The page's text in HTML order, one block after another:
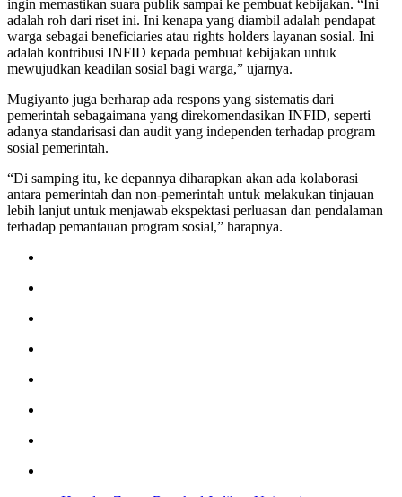
ingin memastikan suara publik sampai ke pembuat kebijakan. “Ini
adalah roh dari riset ini. Ini kenapa yang diambil adalah pendapat
warga sebagai beneficiaries atau rights holders layanan sosial. Ini
adalah kontribusi INFID kepada pembuat kebijakan untuk
mewujudkan keadilan sosial bagi warga,” ujarnya.
Mugiyanto juga berharap ada respons yang sistematis dari
pemerintah sebagaimana yang direkomendasikan INFID, seperti
adanya standarisasi dan audit yang independen terhadap program
sosial pemerintah.
“Di samping itu, ke depannya diharapkan akan ada kolaborasi
antara pemerintah dan non-pemerintah untuk melakukan tinjauan
lebih lanjut untuk menjawab ekspektasi perluasan dan pendalaman
terhadap pemantauan program sosial,” harapnya.